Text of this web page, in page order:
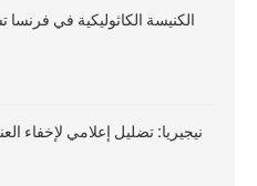
الكنيسة الكاثوليكية في فرنسا
نيجيريا: تضليل إعلامي لإخفاء